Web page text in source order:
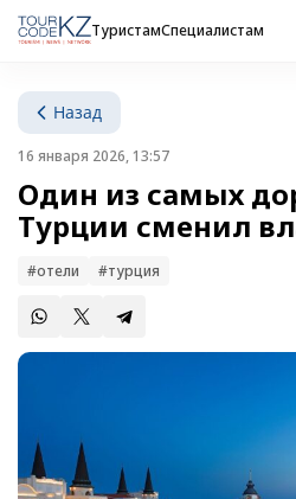
ТуристамСпециалистам
Назад
16 января 2026, 13:57
Один из самых
Турции сменил
#отели #турция